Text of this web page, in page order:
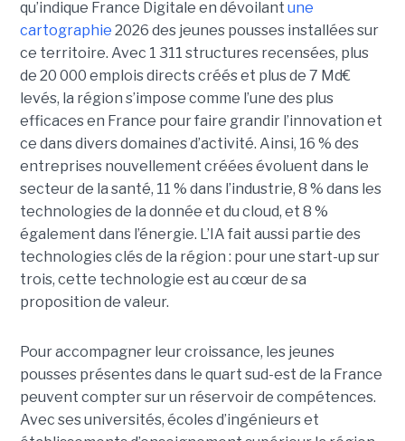
qu’indique France Digitale en dévoilant une
cartographie 2026 des jeunes pousses installées sur
ce territoire. Avec 1 311 structures recensées, plus
de 20 000 emplois directs créés et plus de 7 Md€
levés, la région s’impose comme l’une des plus
efficaces en France pour faire grandir l’innovation et
ce dans divers domaines d’activité. Ainsi, 16 % des
entreprises nouvellement créées évoluent dans le
secteur de la santé, 11 % dans l’industrie, 8 % dans les
technologies de la donnée et du cloud, et 8 %
également dans l’énergie. L’IA fait aussi partie des
technologies clés de la région : pour une start-up sur
trois, cette technologie est au cœur de sa
proposition de valeur.
Pour accompagner leur croissance, les jeunes
pousses présentes dans le quart sud-est de la France
peuvent compter sur un réservoir de compétences.
Avec ses universités, écoles d’ingénieurs et